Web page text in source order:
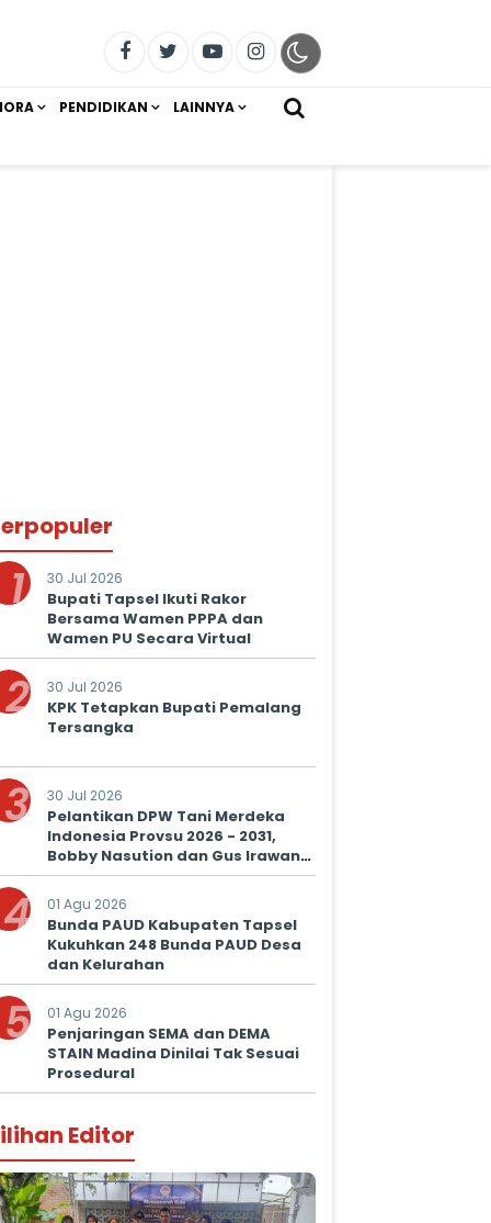
PENDIDIKAN LAINNYA
1 30 Jul 2026
Bupati Tapsel Ikuti Rakor
Bersama Wamen PPPA dan
Wamen PU Secara Virtual
2 30 Jul 2026
KPK Tetapkan Bupati Pemalang
Tersangka
3 30 Jul 2026
Pelantikan DPW Tani Merdeka
Indonesia Provsu 2026 - 2031,
Bobby Nasution dan Gus Irawan
Serukan Kolaborasi Wujudkan
Ketapang dan Kesejahteraan
Petani
4 01 Agu 2026
Bunda PAUD Kabupaten Tapsel
Kukuhkan 248 Bunda PAUD Desa
dan Kelurahan
5 01 Agu 2026
Penjaringan SEMA dan DEMA
STAIN Madina Dinilai Tak Sesuai
Prosedural
Editor